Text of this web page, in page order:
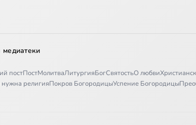
медиатеки
постПостМолитваЛитургияБогСвятостьО любви
религияПокров БогородицыУспение Богородицы